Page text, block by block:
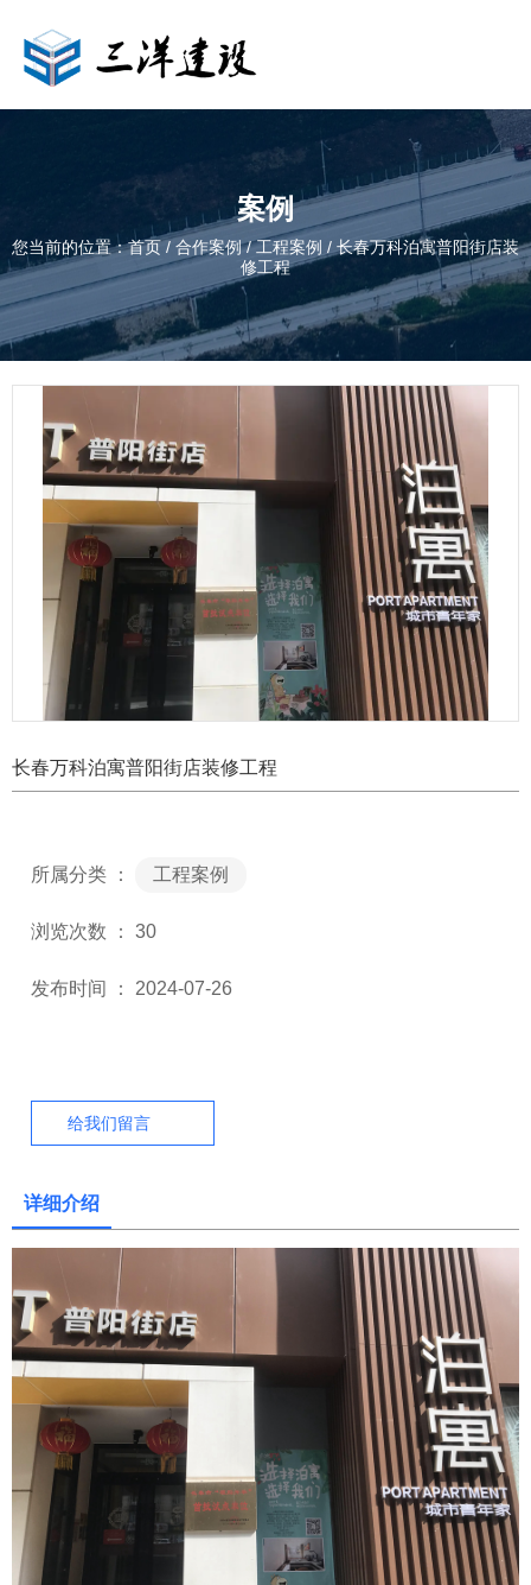
案例
您当前的位置：首页/ 合作案例 /工程案例 /长春万科泊寓普阳街店装
修工程
长春万科泊寓普阳街店装修工程
所属分类 ： 工程案例
浏览次数 ： 30
发布时间 ： 2024-07-26
给我们留言
详细介绍